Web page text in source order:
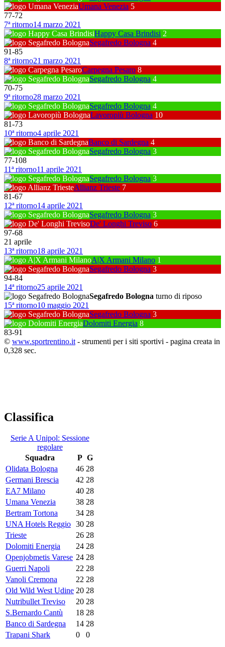
Umana Venezia 5
77-72
7ª ritorno14 marzo 2021
Happy Casa Brindisi 2
Segafredo Bologna 4
91-85
8ª ritorno21 marzo 2021
Carpegna Pesaro 8
Segafredo Bologna 4
70-75
9ª ritorno28 marzo 2021
Segafredo Bologna 4
Lavoropiù Bologna 10
81-73
10ª ritorno4 aprile 2021
Banco di Sardegna 4
Segafredo Bologna 3
77-108
11ª ritorno11 aprile 2021
Segafredo Bologna 3
Allianz Trieste 7
81-67
12ª ritorno14 aprile 2021
Segafredo Bologna 3
De' Longhi Treviso 6
97-68
21 aprile
13ª ritorno18 aprile 2021
A|X Armani Milano 1
Segafredo Bologna 3
94-84
14ª ritorno25 aprile 2021
Segafredo Bologna turno di riposo
15ª ritorno10 maggio 2021
Segafredo Bologna 3
Dolomiti Energia 8
83-91
© www.sportrentino.it - strumenti per i siti sportivi - pagina creata in
0,328 sec.
Classifica
Serie A Unipol: Sessione
regolare
Squadra
P G
Olidata Bologna
46 28
Germani Brescia
42 28
EA7 Milano
40 28
Umana Venezia
38 28
Bertram Tortona
34 28
UNA Hotels Reggio 30 28
Trieste
26 28
Dolomiti Energia
24 28
Openjobmetis Varese 24 28
Guerri Napoli
22 28
Vanoli Cremona
22 28
Old Wild West Udine 20 28
Nutribullet Treviso
20 28
S.Bernardo Cantù
18 28
Banco di Sardegna
14 28
Trapani Shark
0 0